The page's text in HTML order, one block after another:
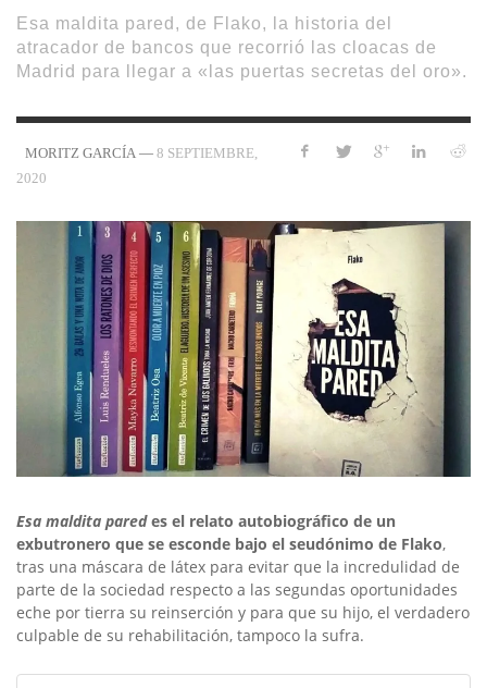
Esa maldita pared, de Flako, la historia del
atracador de bancos que recorrió las cloacas de
Madrid para llegar a «las puertas secretas del oro».
MORITZ GARCÍA — 8 SEPTIEMBRE,
2020
Esa maldita paredes el relato autobiográfico de un
exbutronero que se esconde bajo el seudónimo de Flako,
tras una máscara de látex para evitar que la incredulidad de
parte de la sociedad respecto a las segundas oportunidades
eche por tierra su reinserción y para que su hijo, el verdadero
culpable de su rehabilitación, tampoco la sufra.